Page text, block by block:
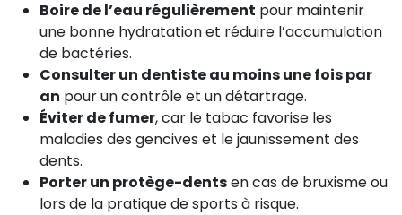
Boire de l’eau régulièrement pour maintenir
une bonne hydratation et réduire l’accumulation
de bactéries.
Consulter un dentiste au moins une fois par
an pour un contrôle et un détartrage.
Éviter de fumer, car le tabac favorise les
maladies des gencives et le jaunissement des
dents.
Porter un protège-dentsen cas de bruxisme ou
lors de la pratique de sports à risque.